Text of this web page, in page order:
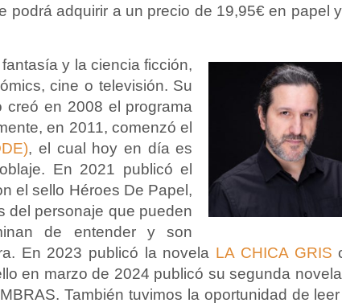
podrá adquirir a un precio de 19,95€ en papel
y la ciencia ficción,
cine o televisión. Su
creó en 2008 el programa
en 2011, comenzó el
, el cual hoy en día es
En 2021 publicó el
el sello Héroes De Papel,
del personaje que pueden
de entender y son
En 2023 publicó la novela LA CHICA GRIS
en marzo de 2024 publicó su segunda
También tuvimos la oportunidad de leer